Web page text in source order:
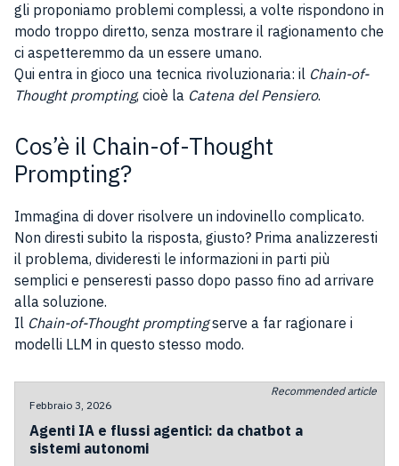
gli proponiamo problemi complessi, a volte rispondono in
modo troppo diretto, senza mostrare il ragionamento che
ci aspetteremmo da un essere umano.
Qui entra in gioco una tecnica rivoluzionaria: il Chain-of-
Thought prompting, cioè la Catena del Pensiero.
Cos’è il Chain-of-Thought
Prompting?
Immagina di dover risolvere un indovinello complicato.
Non diresti subito la risposta, giusto? Prima analizzeresti
il problema, divideresti le informazioni in parti più
semplici e penseresti passo dopo passo fino ad arrivare
alla soluzione.
Il Chain-of-Thought promptingserve a far ragionare i
modelli LLM in questo stesso modo.
Recommended article
Febbraio 3, 2026
Agenti IA e flussi agentici: da chatbot a
sistemi autonomi